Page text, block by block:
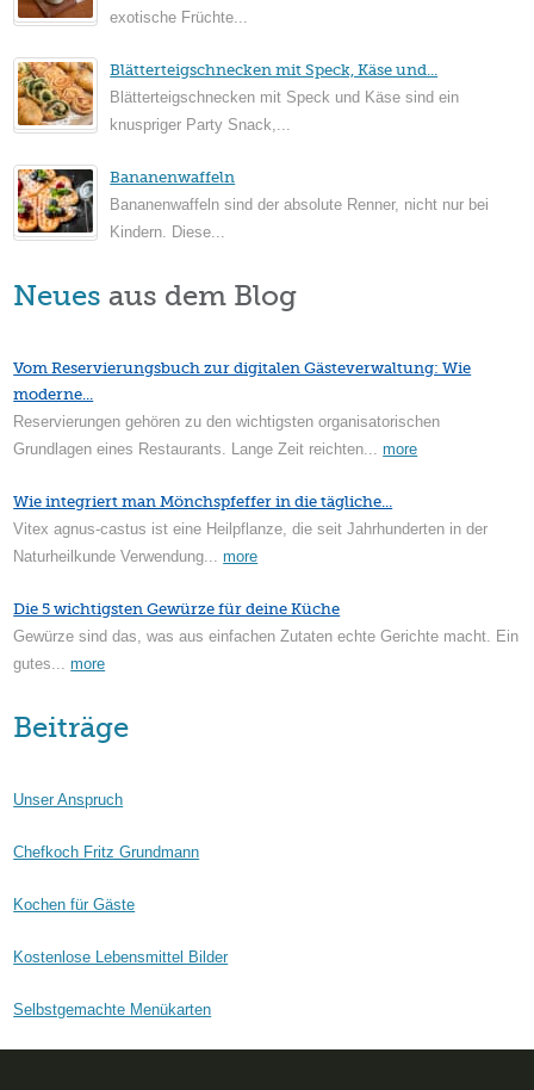
exotische Früchte...
Blätterteigschnecken mit Speck, Käse und...
Blätterteigschnecken mit Speck und Käse sind ein
knuspriger Party Snack,...
Bananenwaffeln
Bananenwaffeln sind der absolute Renner, nicht nur bei
Kindern. Diese...
Neues aus dem Blog
Vom Reservierungsbuch zur digitalen Gästeverwaltung: Wie
moderne...
Reservierungen gehören zu den wichtigsten organisatorischen
Grundlagen eines Restaurants. Lange Zeit reichten...more
Wie integriert man Mönchspfeffer in die tägliche...
Vitex agnus-castus ist eine Heilpflanze, die seit Jahrhunderten in der
Naturheilkunde Verwendung...more
Die 5 wichtigsten Gewürze für deine Küche
Gewürze sind das, was aus einfachen Zutaten echte Gerichte macht. Ein
gutes...more
Beiträge
Unser Anspruch
Chefkoch Fritz Grundmann
Kochen für Gäste
Kostenlose Lebensmittel Bilder
Selbstgemachte Menükarten